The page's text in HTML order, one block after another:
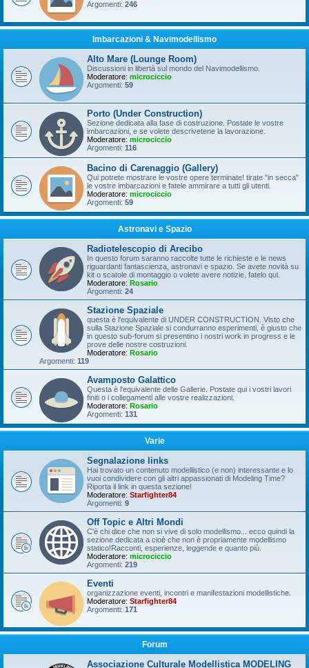
Argomenti: 246
Imbarcazioni & Navimodellismo
Alto Mare (Lounge Room)
Discussioni in libertà sul mondo del Navimodellismo.
Moderatore: microciccio
Argomenti: 59
Porto (Under Construction)
Sezione dedicata alla fase di costruzione. Postate le vostre
imbarcazioni, e se volete descrivetene la lavorazione.
Moderatore: microciccio
Argomenti: 116
Bacino di Carenaggio (Gallery)
Qui potrete mostrare le vostre opere terminate! tirate "in secca"
le vostre imbarcazioni e fatele ammirare a tutti gli utenti.
Moderatore: microciccio
Argomenti: 59
Astronavi e Spazio
Radiotelescopio di Arecibo
In questo forum saranno raccolte tutte le richieste e le news
riguardanti fantascienza, astronavi e spazio. Se avete novità su
kit o scatole di montaggio o volete avere notizie, fatelo qui.
Moderatore: Rosario
Argomenti: 24
Stazione Spaziale
questa è l'equivalente di UNDER CONSTRUCTION. Visto che
sulla Stazione Spaziale si condurranno esperimenti, è giusto che
in questo sub-forum si presentino i nostri work in progress e le
prove delle nostre costruzioni.
Moderatore: Rosario
Argomenti: 119
Avamposto Galattico
Questa è l'equivalente delle Gallerie. Postate qui i vostri lavori
finiti o i collegamenti alle vostre realizzazioni.
Moderatore: Rosario
Argomenti: 131
Varie
Segnalazione links
Hai trovato un contenuto modellistico (e non) interessante e lo
vuoi condividere con gli altri appassionati di Modeling Time?
Riporta il link in questa sezione!
Moderatore: Starfighter84
Argomenti: 9
Off Topic e Altri Mondi
C'è chi dice che non si vive di solo modellismo... ecco quindi la
sezione dedicata a cioè che non è propriamente modellismo
statico!Racconti, esperienze, leggende e quanto più.
Moderatore: microciccio
Argomenti: 219
Eventi
organizzazione eventi, incontri e manifestazioni modellistiche.
Moderatore: Starfighter84
Argomenti: 171
Forum
Associazione Culturale Modellistica MODELING